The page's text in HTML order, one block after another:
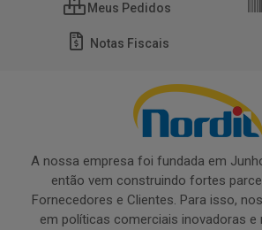
Meus Pedidos
Notas Fiscais
A nossa empresa foi fundada em
então vem construindo fortes
Fornecedores e Clientes. Para isso,
em políticas comerciais inovadoras e